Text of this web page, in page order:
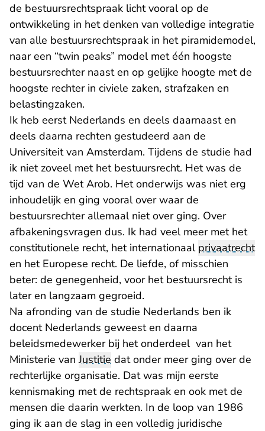
de bestuursrechtspraak licht vooral op de
ontwikkeling in het denken van volledige integratie
van alle bestuursrechtspraak in het piramidemodel,
naar een “twin peaks” model met één hoogste
bestuursrechter naast en op gelijke hoogte met de
hoogste rechter in civiele zaken, strafzaken en
belastingzaken.
Ik heb eerst Nederlands en deels daarnaast en
deels daarna rechten gestudeerd aan de
Universiteit van Amsterdam. Tijdens de studie had
ik niet zoveel met het bestuursrecht. Het was de
tijd van de Wet Arob. Het onderwijs was niet erg
inhoudelijk en ging vooral over waar de
bestuursrechter allemaal niet over ging. Over
afbakeningsvragen dus. Ik had veel meer met het
constitutionele recht, het internationaal privaatrecht
en het Europese recht. De liefde, of misschien
beter: de genegenheid, voor het bestuursrecht is
later en langzaam gegroeid.
Na afronding van de studie Nederlands ben ik
docent Nederlands geweest en daarna
beleidsmedewerker bij het onderdeel van het
Ministerie vanJustitie dat onder meer ging over de
rechterlijke organisatie. Dat was mijn eerste
kennismaking met de rechtspraak en ook met de
mensen die daarin werkten. In de loop van 1986
ging ik aan de slag in een volledig juridische